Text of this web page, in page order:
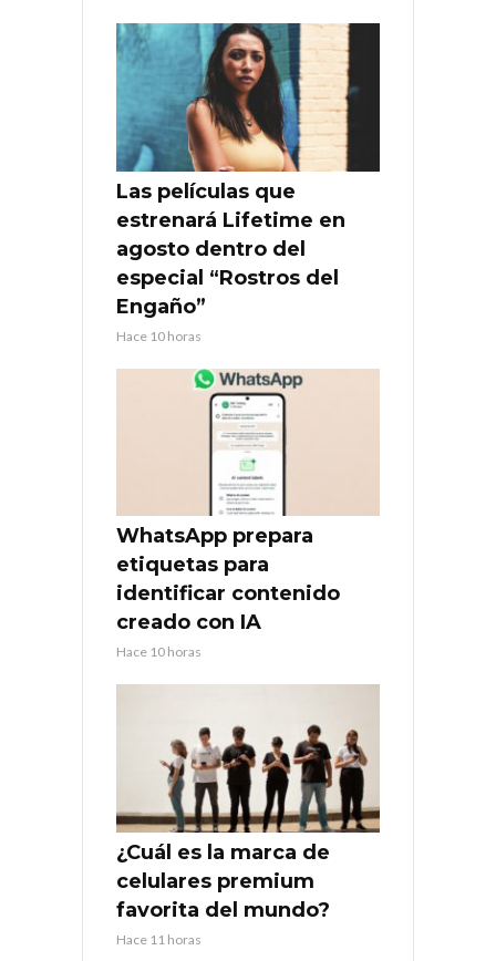
Las películas que
estrenará Lifetime en
agosto dentro del
especial “Rostros del
Engaño”
Hace 10 horas
WhatsApp prepara
etiquetas para
identificar contenido
creado con IA
Hace 10 horas
¿Cuál es la marca de
celulares premium
favorita del mundo?
Hace 11 horas